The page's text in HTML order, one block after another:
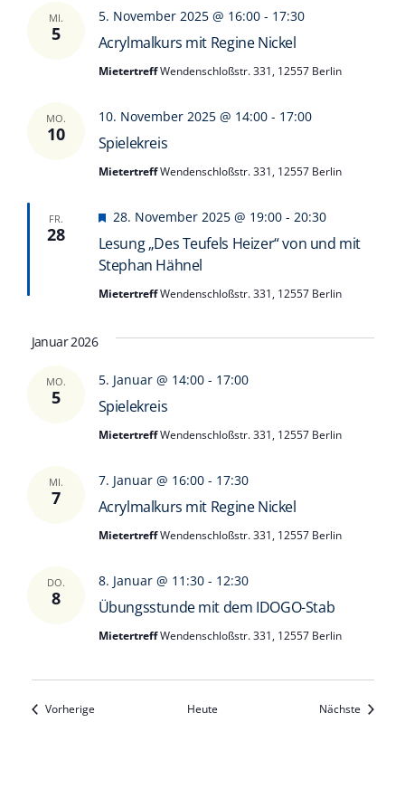
MI.
5 Acrylmalkurs mit Regine Nickel
5. November 2025 @ 16:00- 17:30
MietertreffWendenschloßstr. 331, 12557 Berlin
MO.
10 Spielekreis
10. November 2025 @ 14:00- 17:00
MietertreffWendenschloßstr. 331, 12557 Berlin
FR.
28
Lesung „Des Teufels Heizer“ von und mit
Stephan Hähnel
Hervorgehoben
28. November 2025 @ 19:00- 20:30
MietertreffWendenschloßstr. 331, 12557 Berlin
Januar 2026
MO.
5 Spielekreis
5. Januar @ 14:00- 17:00
MietertreffWendenschloßstr. 331, 12557 Berlin
MI.
7 Acrylmalkurs mit Regine Nickel
7. Januar @ 16:00- 17:30
MietertreffWendenschloßstr. 331, 12557 Berlin
DO.
8 Übungsstunde mit dem IDOGO-Stab
8. Januar @ 11:30- 12:30
MietertreffWendenschloßstr. 331, 12557 Berlin
VorherigeVeranstaltungen Heute Nächste